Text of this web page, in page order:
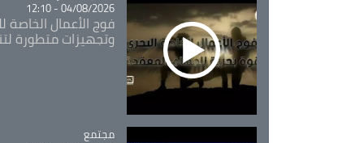
04/08/2026 - 12:10
فوج الأعمال الخاصة
وتجهيزات متطورة
Catégorie
مجتمع